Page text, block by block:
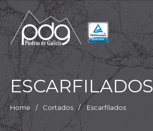
Empresa
Productos
Proyectos
Recomendaciones
Contacto
Política de calidad
ESCARFILADOS
Home Cortados Escarfilados